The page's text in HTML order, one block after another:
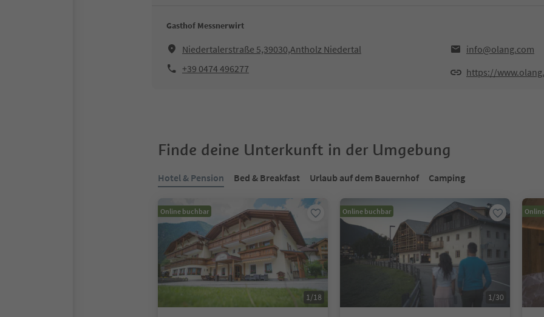
Gasthof Messnerwirt
Niedertalerstraße 5,39030,Antholz Niedertal
info@olang.com
+39 0474 496277
https://
Finde deine Unterkunft in der Umgebung
Hotel & Pension Bed & Breakfast Urlaub auf dem Bauernhof Camping
Online buchbar
1/18
Online buchbar
1/30